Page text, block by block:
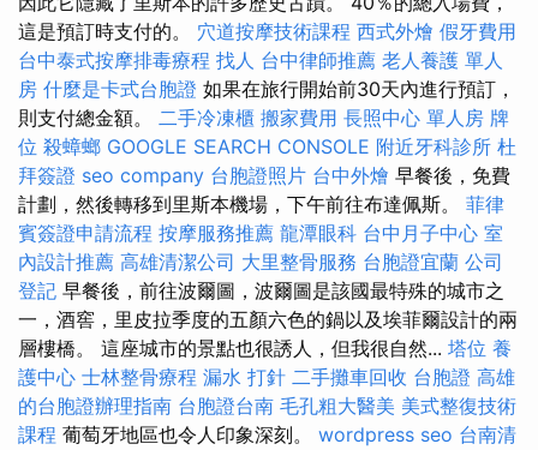
這是預訂時支付的。 穴道按摩技術課程 西式外燴 假牙費用
台中泰式按摩排毒療程 找人 台中律師推薦 老人養護 單人
房 什麼是卡式台胞證 如果在旅行開始前30天內進行預訂，
則支付總金額。 二手冷凍櫃 搬家費用 長照中心 單人房 牌
位 殺蟑螂 GOOGLE SEARCH CONSOLE 附近牙科診所 杜
拜簽證 seo company 台胞證照片 台中外燴 早餐後，免費
計劃，然後轉移到里斯本機場，下午前往布達佩斯。 菲律
賓簽證申請流程 按摩服務推薦 龍潭眼科 台中月子中心 室
內設計推薦 高雄清潔公司 大里整骨服務 台胞證宜蘭 公司
登記 早餐後，前往波爾圖，波爾圖是該國最特殊的城市之
一，酒窖，里皮拉季度的五顏六色的鍋以及埃菲爾設計的兩
層樓橋。 這座城市的景點也很誘人，但我很自然... 塔位 養
護中心 士林整骨療程 漏水 打針 二手攤車回收 台胞證 高雄
的台胞證辦理指南 台胞證台南 毛孔粗大醫美 美式整復技術
課程 葡萄牙地區也令人印象深刻。 wordpress seo 台南清